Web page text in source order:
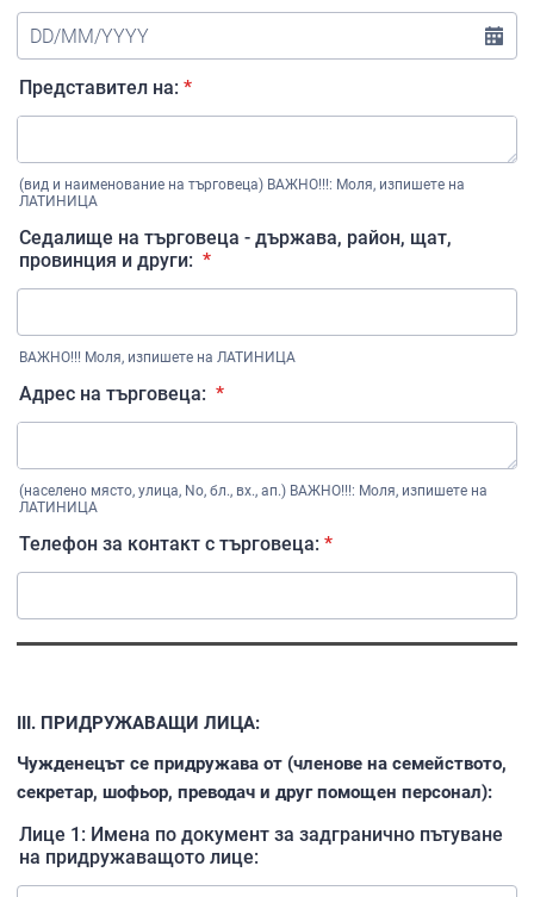
Представител на: *
(вид и наименование на търговеца) ВАЖНО!!!: Моля, изпишете на
ЛАТИНИЦА
Седалище на търговеца - държава, район, щат,
провинция и други: *
ВАЖНО!!! Моля, изпишете на ЛАТИНИЦА
Адрес на търговеца: *
(населено място, улица, No, бл., вх., ап.) ВАЖНО!!!: Моля, изпишете на
ЛАТИНИЦА
Телефон за контакт с търговеца: *
ІІІ. ПРИДРУЖАВАЩИ ЛИЦА:
Чужденецът се придружава от (членове на семейството,
секретар, шофьор, преводач и друг помощен персонал):
Лице 1: Имена по документ за задгранично пътуване
на придружаващото лице: